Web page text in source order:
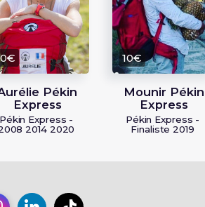
Pékin
Express
Pékin Express -
2014 2020
10€
Mounir Pékin
Express
Pékin Express -
Finaliste 2019